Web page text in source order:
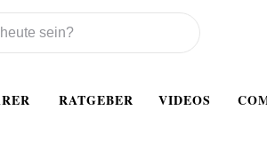
RATGEBER VIDEOS